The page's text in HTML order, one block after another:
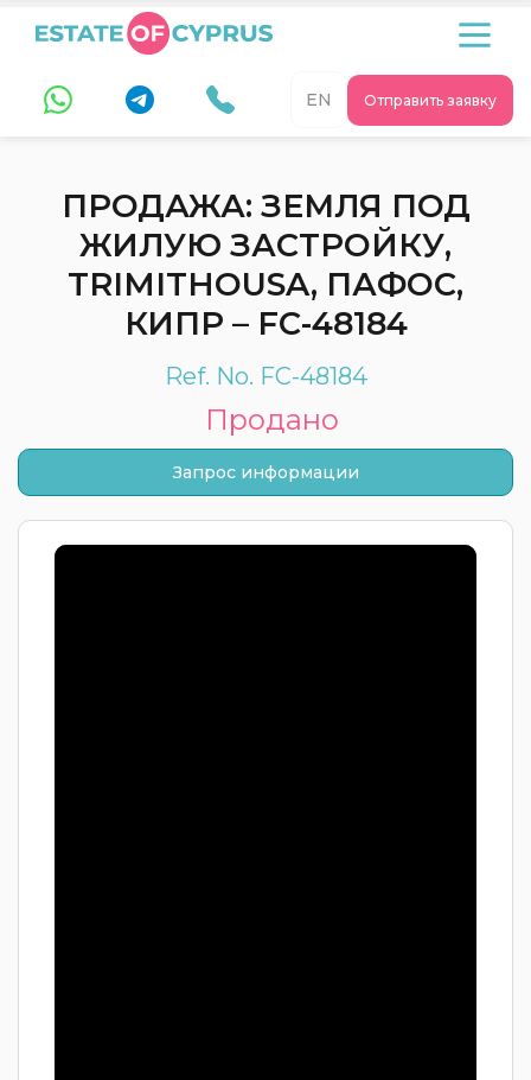
Отправить заявку
EN
ПРОДАЖА: ЗЕМЛЯ ПОД
ЖИЛУЮ ЗАСТРОЙКУ,
TRIMITHOUSA, ПАФОС,
КИПР – FC-48184
Ref. No. FC-48184
Продано
Запрос информации